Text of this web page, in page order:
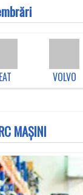
VOLVO
MAȘINI